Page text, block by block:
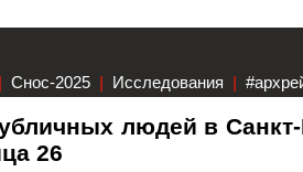
| Снос-2025 | Исследования |
людей в
26